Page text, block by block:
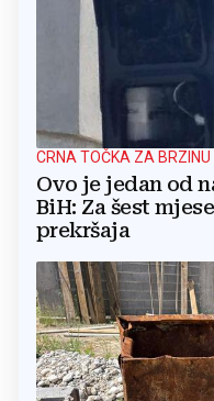
CRNA TOČKA ZA BRZINU
Ovo je jedan od
BiH: Za šest
prekršaja